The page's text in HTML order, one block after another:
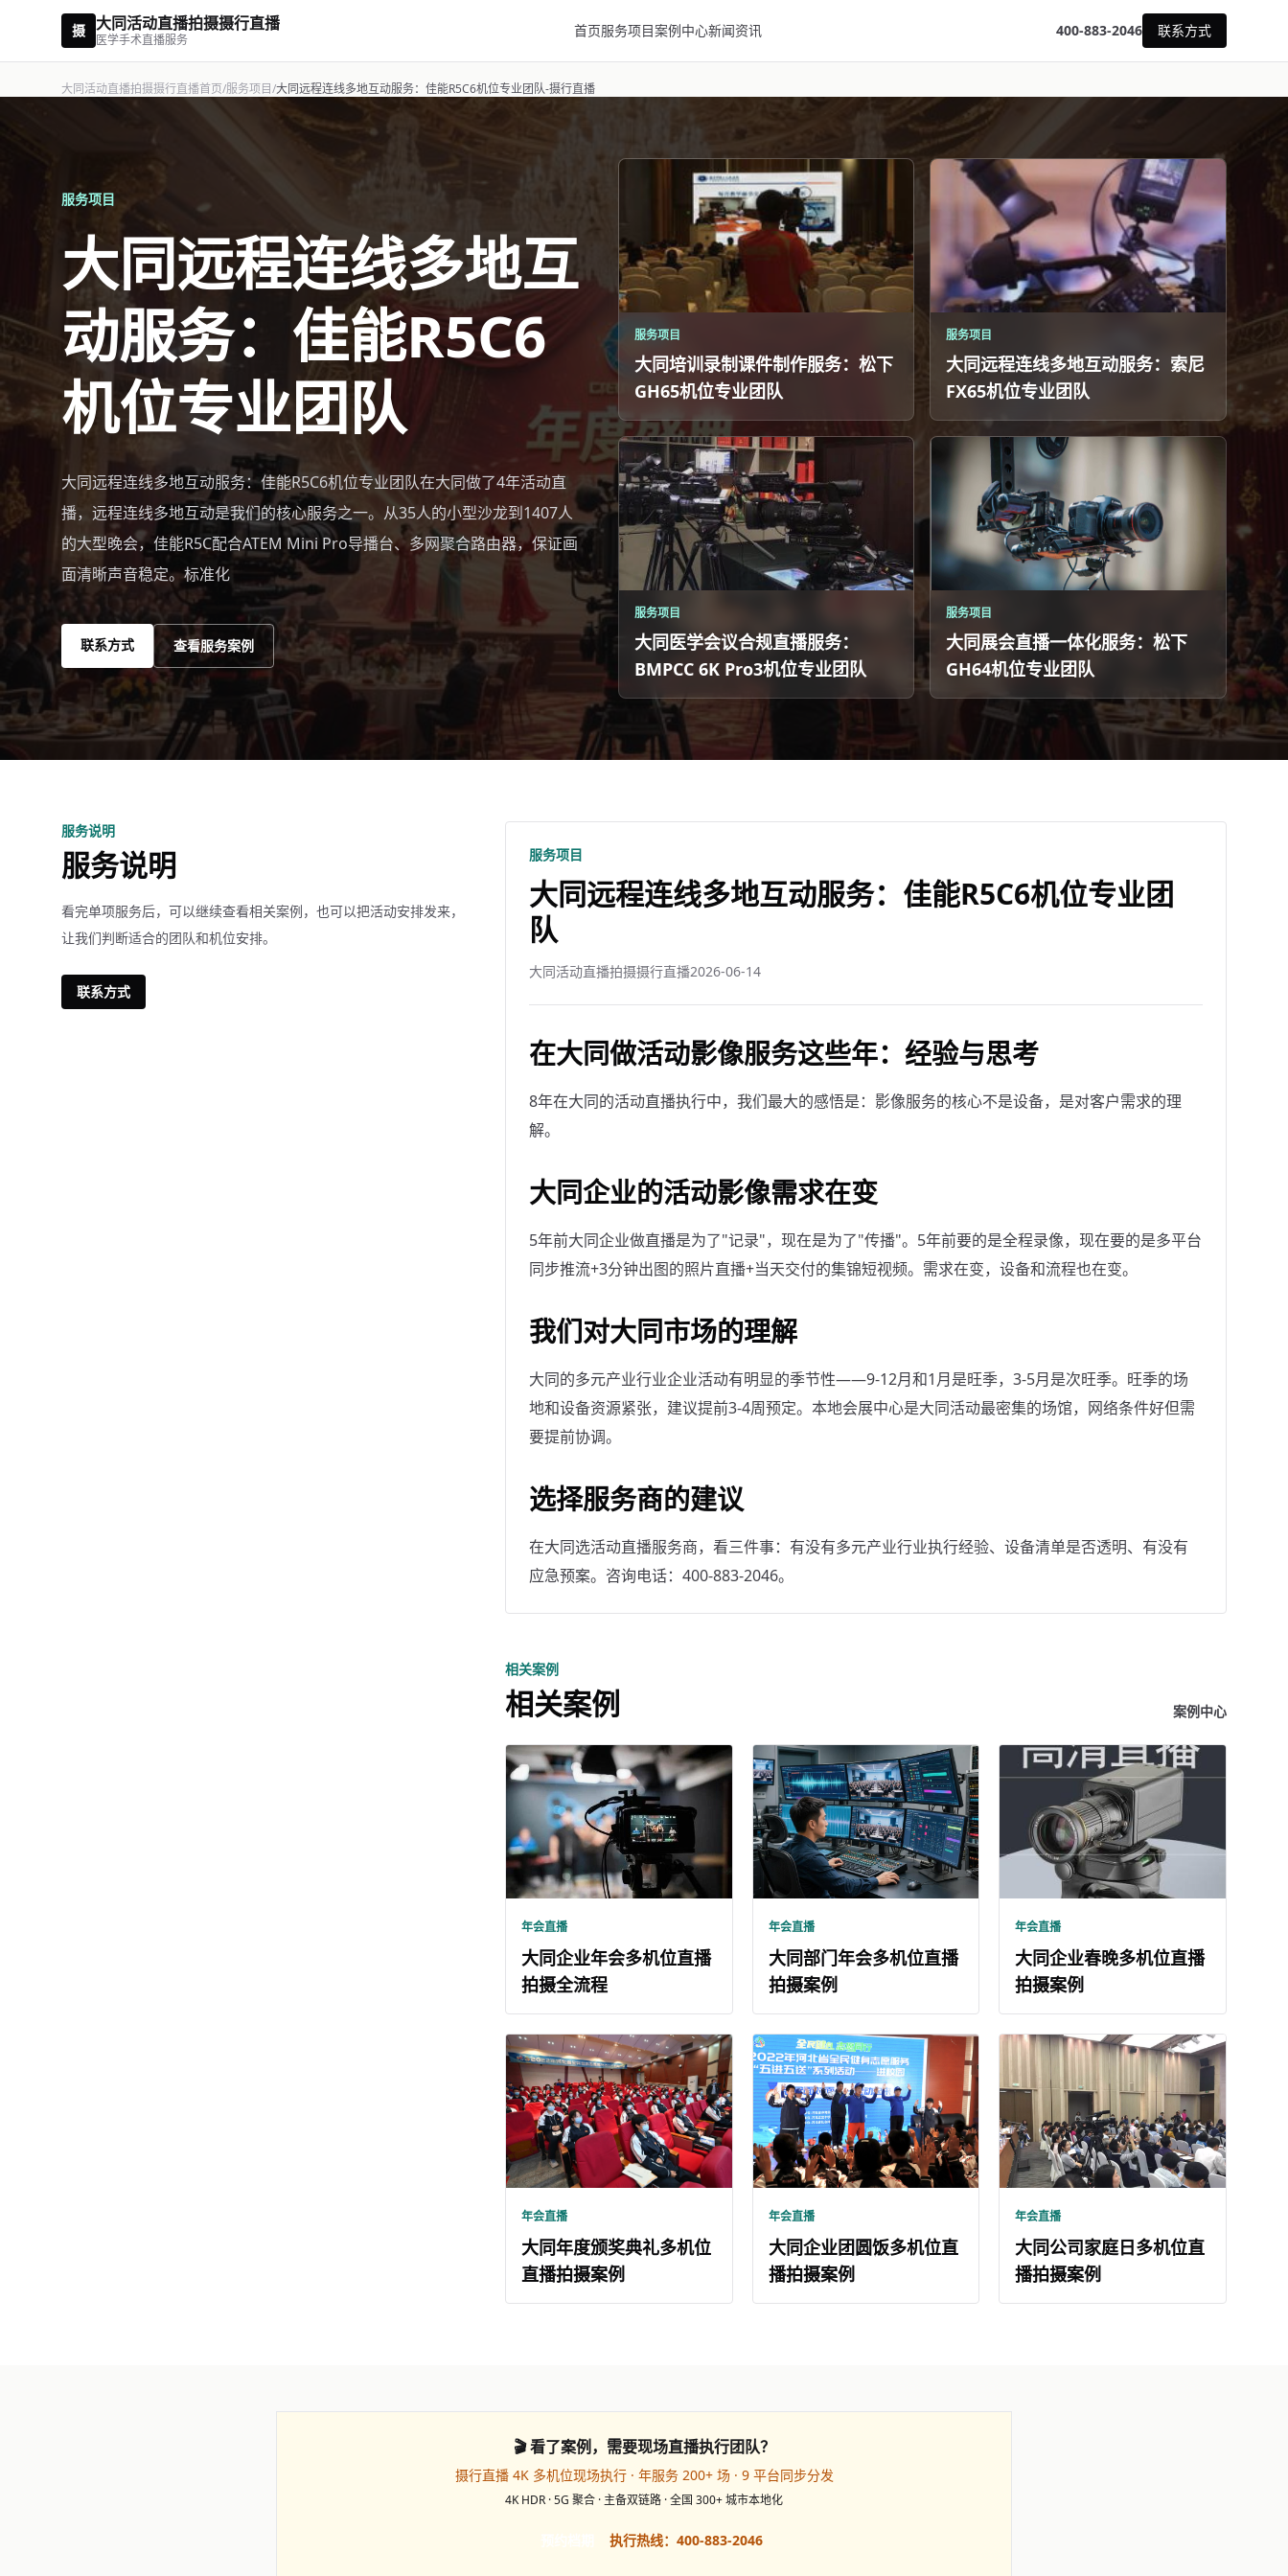
摄 大同活动直播拍摄摄行直播
医学手术直播服务
首页服务项目案例中心新闻资讯 400-883-2046 联系方式
大同活动直播拍摄摄行直播首页/服务项目/大同远程连线多地互动服务：佳能R5C6机位专业团队-摄行直播
服务项目
大同远程连线多地互
动服务：佳能R5C6
机位专业团队
大同远程连线多地互动服务：佳能R5C6机位专业团队在大同做了4年活动直
播，远程连线多地互动是我们的核心服务之一。从35人的小型沙龙到1407人
的大型晚会，佳能R5C配合ATEM Mini Pro导播台、多网聚合路由器，保证画
面清晰声音稳定。标准化
联系方式 查看服务案例
服务项目
大同培训录制课件制作服务：松下
GH65机位专业团队
服务项目
大同远程连线多地互动服务：索尼
FX65机位专业团队
服务项目
大同医学会议合规直播服务：
BMPCC 6K Pro3机位专业团队
服务项目
大同展会直播一体化服务：松下
GH64机位专业团队
服务说明
服务说明
看完单项服务后，可以继续查看相关案例，也可以把活动安排发来，
让我们判断适合的团队和机位安排。
联系方式
服务项目
大同远程连线多地互动服务：佳能R5C6机位专业团
队
大同活动直播拍摄摄行直播2026-06-14
在大同做活动影像服务这些年：经验与思考
8年在大同的活动直播执行中，我们最大的感悟是：影像服务的核心不是设备，是对客户需求的理
解。
大同企业的活动影像需求在变
5年前大同企业做直播是为了"记录"，现在是为了"传播"。5年前要的是全程录像，现在要的是多平台
同步推流+3分钟出图的照片直播+当天交付的集锦短视频。需求在变，设备和流程也在变。
我们对大同市场的理解
大同的多元产业行业企业活动有明显的季节性——9-12月和1月是旺季，3-5月是次旺季。旺季的场
地和设备资源紧张，建议提前3-4周预定。本地会展中心是大同活动最密集的场馆，网络条件好但需
要提前协调。
选择服务商的建议
在大同选活动直播服务商，看三件事：有没有多元产业行业执行经验、设备清单是否透明、有没有
应急预案。咨询电话：400-883-2046。
相关案例
相关案例 案例中心
年会直播
大同企业年会多机位直播
拍摄全流程
年会直播
大同部门年会多机位直播
拍摄案例
年会直播
大同企业春晚多机位直播
拍摄案例
年会直播
大同年度颁奖典礼多机位
直播拍摄案例
年会直播
大同企业团圆饭多机位直
播拍摄案例
年会直播
大同公司家庭日多机位直
播拍摄案例
🎬 看了案例，需要现场直播执行团队？
摄行直播 4K 多机位现场执行 · 年服务 200+ 场 · 9 平台同步分发
4K HDR · 5G 聚合 · 主备双链路 · 全国 300+ 城市本地化
执行热线：400-883-2046